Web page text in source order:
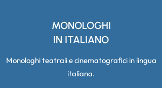
MONOLOGHI
IN ITALIANO
Monologhi teatrali e cinematografici in lingua
italiana.